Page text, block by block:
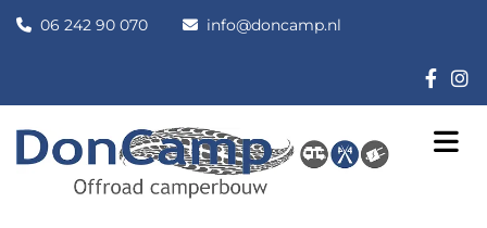
 06 242 90 070  info@doncamp.nl